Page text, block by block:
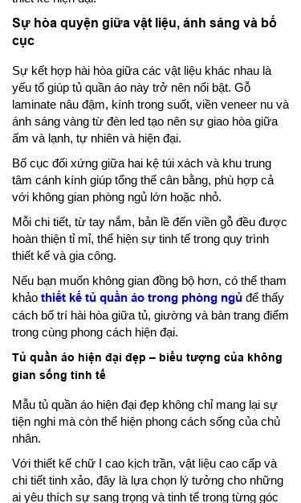
Sự hòa quyện giữa vật liệu, ánh sáng và bố
cục
Sự kết hợp hài hòa giữa các vật liệu khác nhau là
yếu tố giúp tủ quần áo này trở nên nổi bật. Gỗ
laminate nâu đậm, kính trong suốt, viền veneer nu và
ánh sáng vàng từ đèn led tạo nên sự giao hòa giữa
ấm và lạnh, tự nhiên và hiện đại.
Bố cục đối xứng giữa hai kệ túi xách và khu trung
tâm cánh kính giúp tổng thể cân bằng, phù hợp cả
với không gian phòng ngủ lớn hoặc nhỏ.
Mỗi chi tiết, từ tay nắm, bản lề đến viền gỗ đều được
hoàn thiện tỉ mỉ, thể hiện sự tinh tế trong quy trình
thiết kế và gia công.
Nếu bạn muốn không gian đồng bộ hơn, có thể tham
khảo thiết kế tủ quần áo trong phòng ngủ để thấy
cách bố trí hài hòa giữa tủ, giường và bàn trang điểm
trong cùng phong cách hiện đại.
Tủ quần áo hiện đại đẹp – biểu tượng của không
gian sống tinh tế
Mẫu tủ quần áo hiện đại đẹp không chỉ mang lại sự
tiện nghi mà còn thể hiện phong cách sống của chủ
nhân.
Với thiết kế chữ I cao kịch trần, vật liệu cao cấp và
chi tiết tinh xảo, đây là lựa chọn lý tưởng cho những
ai yêu thích sự sang trọng và tinh tế trong từng góc